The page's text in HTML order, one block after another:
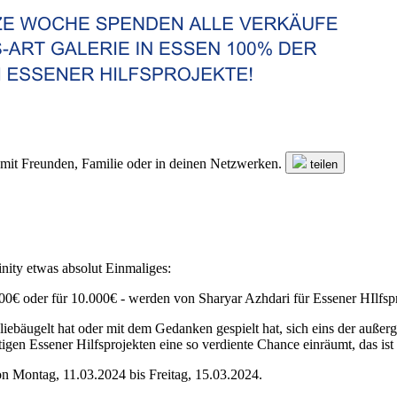
Freunden, Familie oder in deinen Netzwerken. teilen
etwas absolut Einmaliges:
oder für 10.000€ - werden von Sharyar Azhdari für Essener
hat oder mit dem Gedanken gespielt hat, sich eins der
Essener Hilfsprojekten eine so verdiente Chance einräumt, das
Montag, 11.03.2024 bis Freitag, 15.03.2024.